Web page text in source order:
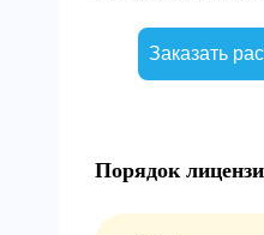
Заказать
Порядок